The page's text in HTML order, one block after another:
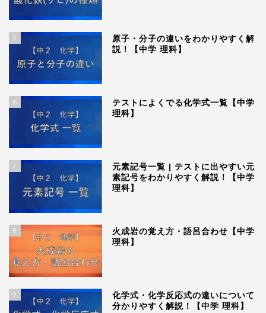
5
原子・分子の違いをわかりやすく解
説！【中学 理科】
6
テストによくでる化学式一覧【中学
理科】
7
元素記号一覧 | テストに出やすい元
素記号をわかりやすく解説！【中学
理科】
8
火成岩の覚え方・語呂合わせ【中学
理科】
9
化学式・化学反応式の違いについて
分かりやすく解説！【中学 理科】